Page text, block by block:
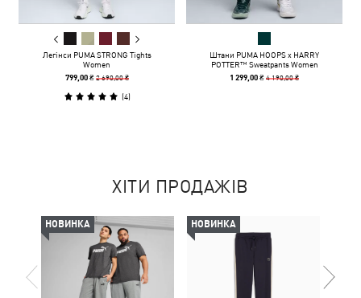
Легінси PUMA STRONG Tights
Women
799,00 ₴ 2 690,00 ₴
(4)
Штани PUMA HOOPS x HARRY
POTTER™ Sweatpants Women
1 299,00 ₴4 190,00 ₴
ХІТИ ПРОДАЖІВ
НОВИНКА НОВИНКА